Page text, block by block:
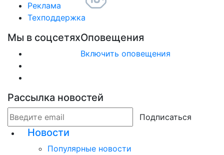
Реклама
Техподдержка
Мы в соцсетяхОповещения
Включить оповещения
Рассылка новостей
Подписаться
Новости
Популярные новости